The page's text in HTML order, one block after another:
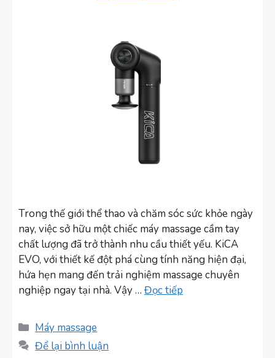
Trong thế giới thể thao và chăm sóc sức khỏe ngày
nay, việc sở hữu một chiếc máy massage cầm tay
chất lượng đã trở thành nhu cầu thiết yếu. KiCA
EVO, với thiết kế đột phá cùng tính năng hiện đại,
hứa hẹn mang đến trải nghiệm massage chuyên
nghiệp ngay tại nhà. Vậy … Đọc tiếp
Danh
mục
Máy massage
Để lại bình luận